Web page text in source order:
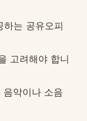
는 공유오피
고려해야 합니
악이나 소음